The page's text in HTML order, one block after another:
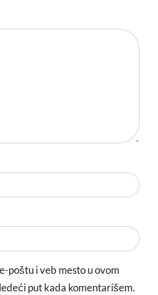
poštu i veb mesto u ovom
put kada komentarišem.